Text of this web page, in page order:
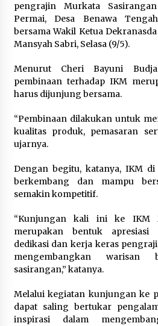
pengrajin Murkata
Permai, Desa Benawa
bersama Wakil Ketua
Mansyah Sabri, Selasa (9/5).
Menurut Cheri Bayuni
pembinaan terhadap IKM
harus dijunjung bersama.
“Pembinaan dilakukan untuk
kualitas produk, pemasaran
ujarnya.
Dengan begitu, katanya, IKM
berkembang dan mampu
semakin kompetitif.
“Kunjungan kali ini ke IKM
merupakan bentuk apresiasi
dedikasi dan kerja keras
mengembangkan
sasirangan,” katanya.
Melalui kegiatan kunjungan ke
dapat saling bertukar
inspirasi dalam